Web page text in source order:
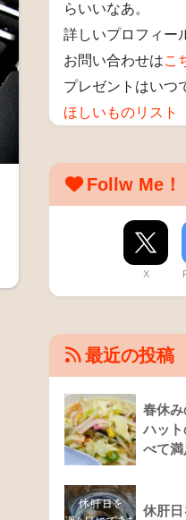
らいいなあ。
詳しいプロフィー
お問い合わせはこ
プレゼントはいつ
ほしいものリスト
Follw Me！
X
最近の投稿
春休
ハッ
べて
休肝